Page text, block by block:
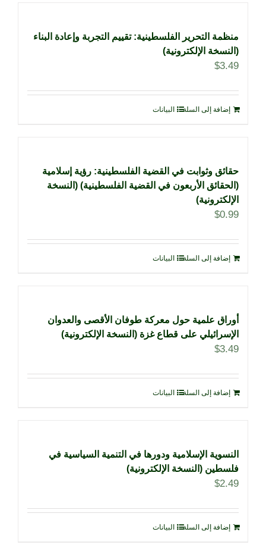
منظمة التحرير الفلسطينية: تقييم التجربة وإعادة البناء
(النسخة الإلكترونية)
$3.49
إضافة إلى السلة البيانات
حقائق وثوابت في القضية الفلسطينية: رؤية إسلامية
(الحقائق الأربعون في القضية الفلسطينية) (النسخة
الإلكترونية)
$0.99
إضافة إلى السلة البيانات
أوراق علمية حول معركة طوفان الأقصى والعدوان
الإسرائيلي على قطاع غزة (النسخة الإلكترونية)
$3.49
إضافة إلى السلة البيانات
النسوية الإسلامية ودورها في التنمية السياسية في
فلسطين (النسخة الإلكترونية)
$2.49
إضافة إلى السلة البيانات